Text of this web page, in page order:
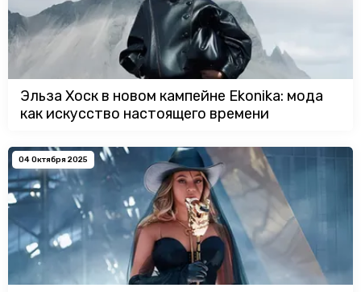
Эльза Хоск в новом кампейне Ekonika: мода
как искусство настоящего времени
04 Октября 2025